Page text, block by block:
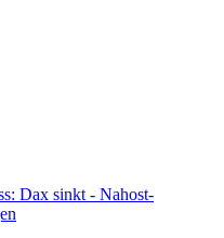
Dax sinkt - Nahost-